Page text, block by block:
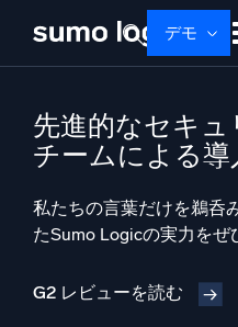
content
デモ
ドキュメント 学ぶ
Dojo AI 新着
先進的なセキ
チームによる導
私たちの言葉だけを鵜呑
たSumo Logicの実力をぜ
G2 レビューを読む